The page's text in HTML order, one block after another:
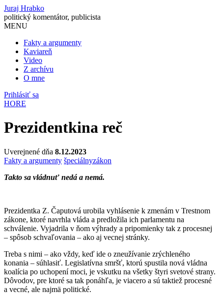
Juraj Hrabko
politický komentátor, publicista
MENU
Fakty a argumenty
Kaviareň
Video
Z archívu
O mne
Prihlásiť sa
HORE
Prezidentkina reč
Uverejnené dňa 8.12.2023
Fakty a argumenty špeciálnyzákon
Takto sa vládnuť nedá a nemá.
Prezidentka Z. Čaputová urobila vyhlásenie k zmenám v Trestnom
zákone, ktoré navrhla vláda a predložila ich parlamentu na
schválenie. Vyjadrila v ňom výhrady a pripomienky tak z procesnej
– spôsob schvaľovania – ako aj vecnej stránky.
Treba s nimi – ako vždy, keď ide o zneužívanie zrýchleného
konania – súhlasiť. Legislatívna smršť, ktorú spustila nová vládna
koalícia po uchopení moci, je vskutku na všetky štyri svetové strany.
Dôvodov, pre ktoré sa tak ponáhľa, je viacero a sú taktiež procesné
a vecné, ale najmä politické.